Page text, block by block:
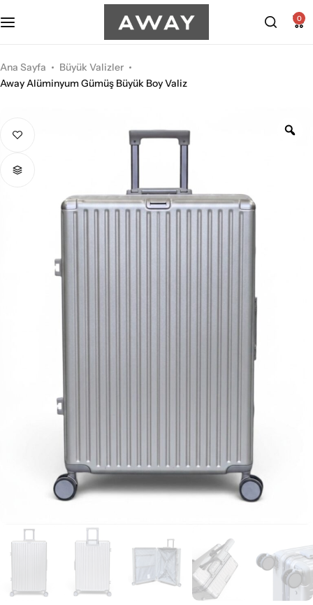
0
Ana Sayfa
Büyük Valizler
Away Alüminyum Gümüş Büyük Boy Valiz